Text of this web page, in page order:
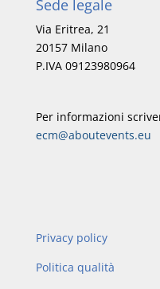
Sede legale
Via Eritrea, 21
20157 Milano
P.IVA 09123980964
Per informazioni
ecm@aboutevents.eu
Privacy policy
Politica qualità